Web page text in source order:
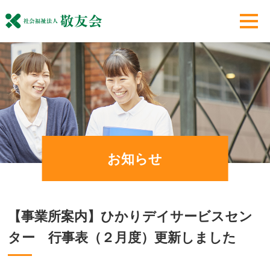
お知らせ
【事業所案内】ひかりデイサービスセン
ター 行事表（２月度）更新しました